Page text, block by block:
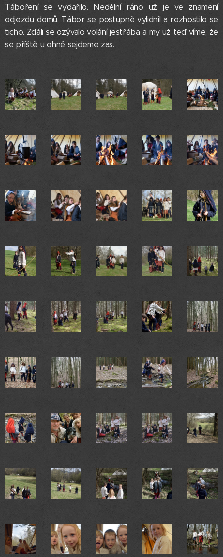
Táboření se vydařilo. Nedělní ráno už je ve znamení
odjezdu domů. Tábor se postupně vylidnil a rozhostilo se
ticho. Zdáli se ozývalo volání jestřába a my už teď víme, že
se příště u ohně sejdeme zas.